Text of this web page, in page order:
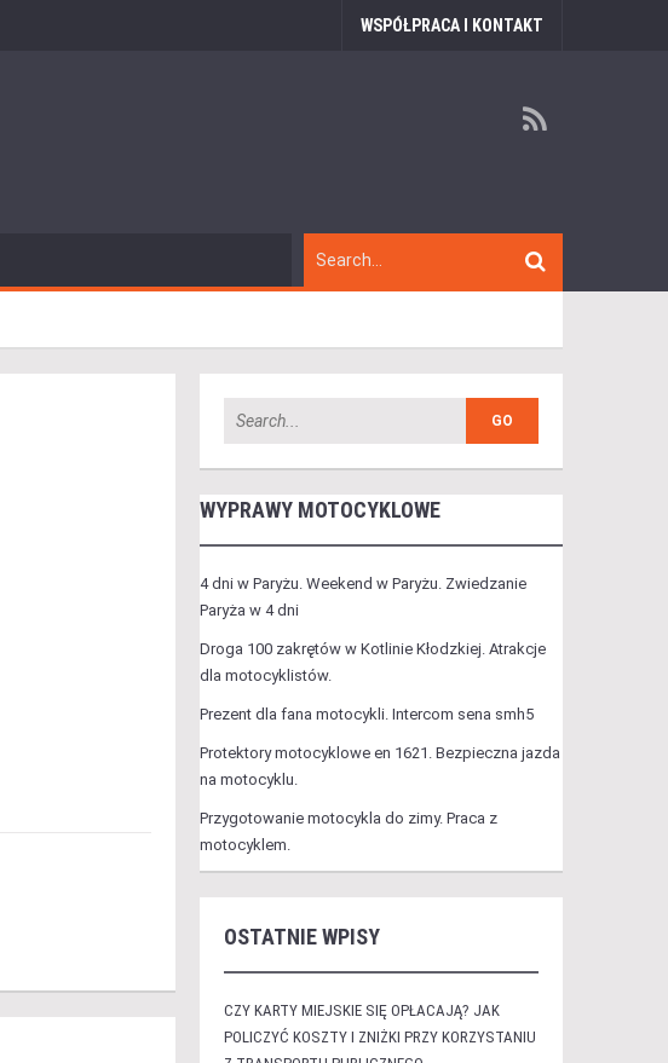
WSPÓŁPRACA I KONTAKT
WYPRAWY MOTOCYKLOWE
4 dni w Paryżu. Weekend w Paryżu. Zwiedzanie
Paryża w 4 dni
Droga 100 zakrętów w Kotlinie Kłodzkiej. Atrakcje
dla motocyklistów.
Prezent dla fana motocykli. Intercom sena smh5
Protektory motocyklowe en 1621. Bezpieczna jazda
na motocyklu.
Przygotowanie motocykla do zimy. Praca z
motocyklem.
OSTATNIE WPISY
CZY KARTY MIEJSKIE SIĘ OPŁACAJĄ? JAK
POLICZYĆ KOSZTY I ZNIŻKI PRZY KORZYSTANIU